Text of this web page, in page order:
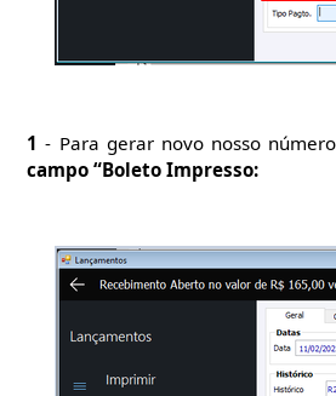
1 - Para gerar novo nosso
campo “Boleto Impresso: